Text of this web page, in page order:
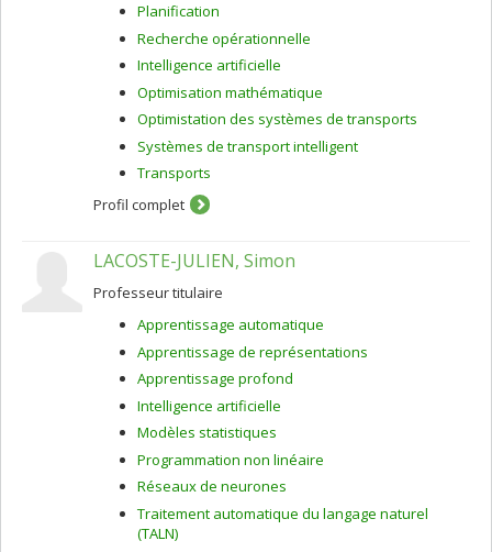
Planification
Recherche opérationnelle
Intelligence artificielle
Optimisation mathématique
Optimistation des systèmes de transports
Systèmes de transport intelligent
Transports
Profil complet
LACOSTE-JULIEN, Simon
Professeur titulaire
Apprentissage automatique
Apprentissage de représentations
Apprentissage profond
Intelligence artificielle
Modèles statistiques
Programmation non linéaire
Réseaux de neurones
Traitement automatique du langage naturel
(TALN)